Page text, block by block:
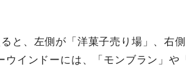
と、左側が「洋菓子売り場」、右
ウインドーには、「モンブラン」や